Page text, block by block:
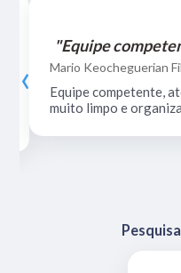
"Equipe
Mario Keocheguerian
Equipe competente,
muito limpo e
‹